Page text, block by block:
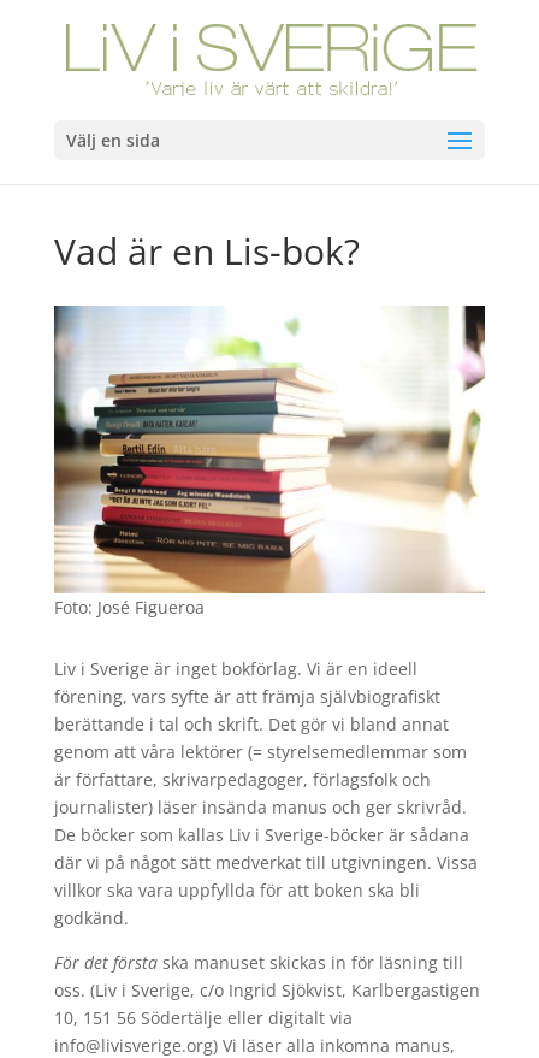
Välj en sida
Vad är en Lis-bok?
Foto: José Figueroa
Liv i Sverige är inget bokförlag. Vi är en ideell
förening, vars syfte är att främja självbiografiskt
berättande i tal och skrift. Det gör vi bland annat
genom att våra lektörer (= styrelsemedlemmar som
är författare, skrivarpedagoger, förlagsfolk och
journalister) läser insända manus och ger skrivråd.
De böcker som kallas Liv i Sverige-böcker är sådana
där vi på något sätt medverkat till utgivningen. Vissa
villkor ska vara uppfyllda för att boken ska bli
godkänd.
För det förstaska manuset skickas in för läsning till
oss. (Liv i Sverige, c/o Ingrid Sjökvist, Karlbergastigen
10, 151 56 Södertälje eller digitalt via
info@livisverige.org) Vi läser alla inkomna manus,